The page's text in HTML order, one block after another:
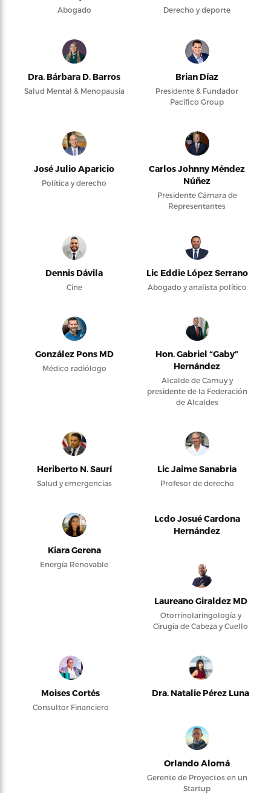
Abogado Derecho y deporte
Dra. Bárbara D. Barros
Salud Mental & Menopausia
Brian Díaz
Presidente & Fundador
Pacifico Group
José Julio Aparicio
Política y derecho
Carlos Johnny Méndez
Núñez
Presidente Cámara de
Representantes
Dennis Dávila
Cine
Lic Eddie López Serrano
Abogado y analista político
González Pons MD
Médico radiólogo
Hon. Gabriel “Gaby”
Hernández
Alcalde de Camuy y
presidente de la Federación
de Alcaldes
Heriberto N. Saurí
Salud y emergencias
Lic Jaime Sanabria
Profesor de derecho
Kiara Gerena
Energía Renovable
Lcdo Josué Cardona
Hernández
Laureano Giraldez MD
Otorrinolaringología y
Cirugía de Cabeza y Cuello
Moises Cortés
Consultor Financiero
Dra. Natalie Pérez Luna
Orlando Alomá
Gerente de Proyectos en un
Startup